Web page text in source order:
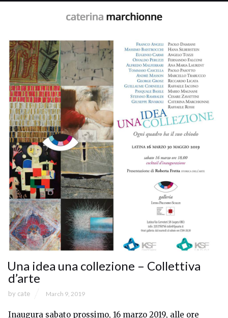
Una idea una collezione – Collettiva
d’arte
by cate March 9, 2019
Inaugura sabato prossimo, 16 marzo 2019, alle ore